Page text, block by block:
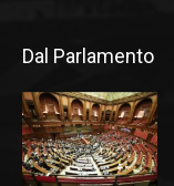
Dal Parlamento